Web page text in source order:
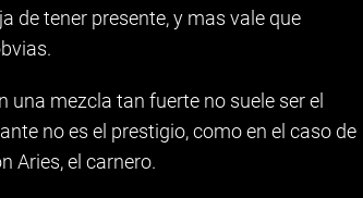
de tener presente, y mas vale que
mezcla tan fuerte no suele ser el
no es el prestigio, como en el caso de
Aries, el carnero.